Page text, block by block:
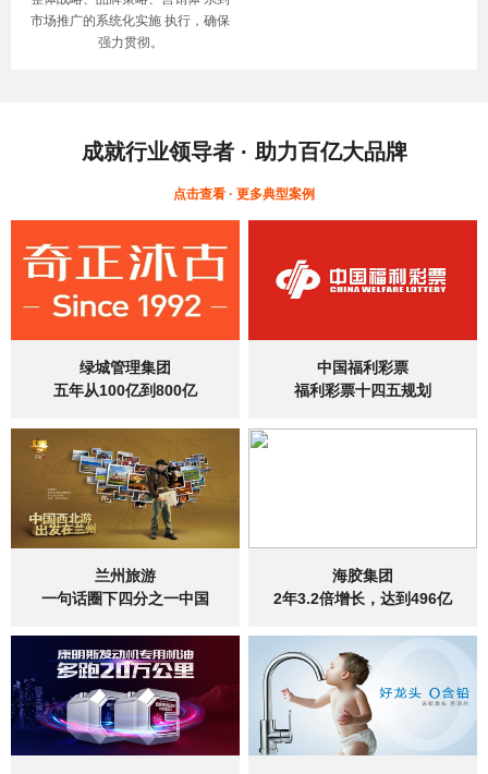
市场推广的系统化实施 执行，确保
强力贯彻。
成就行业领导者 · 助力百亿大品牌
点击查看 · 更多典型案例
绿城管理集团
五年从100亿到800亿
中国福利彩票
福利彩票十四五规划
兰州旅游
一句话圈下四分之一中国
海胶集团
2年3.2倍增长，达到496亿